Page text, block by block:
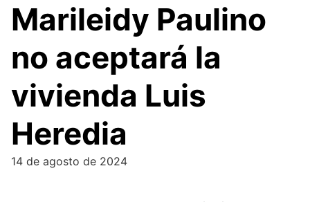
Marileidy Paulino
no aceptará la
vivienda Luis
Heredia
14 de agosto de 2024